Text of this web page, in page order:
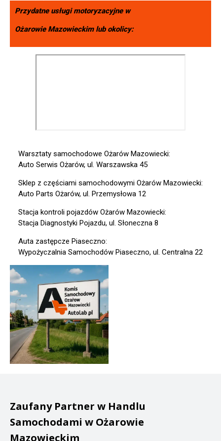
Przydatne usługi motoryzacyjne w
Ożarowie Mazowieckimlub okolicy:
Warsztaty samochodowe Ożarów Mazowiecki:
Auto Serwis Ożarów, ul. Warszawska 45
Sklep z częściami samochodowymi Ożarów Mazowiecki:
Auto Parts Ożarów, ul. Przemysłowa 12
Stacja kontroli pojazdów Ożarów Mazowiecki:
Stacja Diagnostyki Pojazdu, ul. Słoneczna 8
Auta zastępcze Piaseczno:
Wypożyczalnia Samochodów Piaseczno, ul. Centralna 22
Zaufany Partner w Handlu
Samochodami w Ożarowie
Mazowieckim